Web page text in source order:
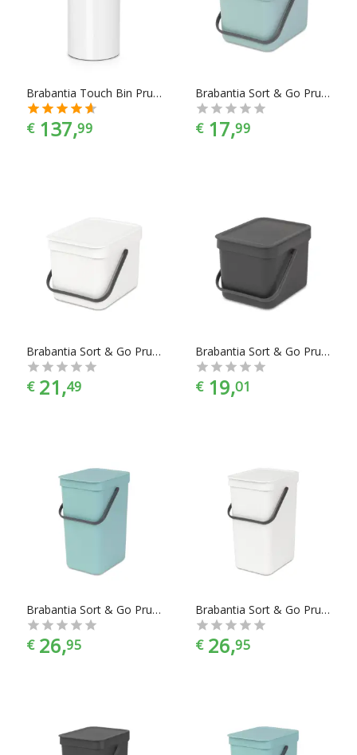
prijscategorieën, voor ieder is er wel wat wils. En met ook
nog eens de juiste kleurselectie vind je de kleur die het beste
bij jouw keukeninrichting past.
Brabantia Touch Bin Prullenbak - 60 l - White
€ 137,99
Brabantia Sort & Go Prullenbak - 6 l - Mint
€ 17,99
Brabantia Sort & Go Prullenbak - 6 l - White
€ 21,49
Brabantia Sort & Go Prullenbak - 6 l - Grey
€ 19,01
Brabantia Sort & Go Prullenbak - 12 l - Mint
€ 26,95
Brabantia Sort & Go Prullenbak - 12 l - White
€ 26,95